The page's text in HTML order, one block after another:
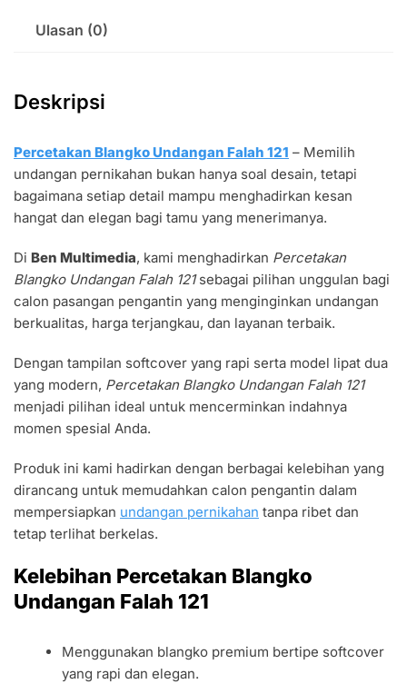
Ulasan (0)
Deskripsi
Percetakan Blangko Undangan Falah 121 – Memilih
undangan pernikahan bukan hanya soal desain, tetapi
bagaimana setiap detail mampu menghadirkan kesan
hangat dan elegan bagi tamu yang menerimanya.
Di Ben Multimedia, kami menghadirkan Percetakan
Blangko Undangan Falah 121sebagai pilihan unggulan bagi
calon pasangan pengantin yang menginginkan undangan
berkualitas, harga terjangkau, dan layanan terbaik.
Dengan tampilan softcover yang rapi serta model lipat dua
yang modern, Percetakan Blangko Undangan Falah 121
menjadi pilihan ideal untuk mencerminkan indahnya
momen spesial Anda.
Produk ini kami hadirkan dengan berbagai kelebihan yang
dirancang untuk memudahkan calon pengantin dalam
mempersiapkan undangan pernikahan tanpa ribet dan
tetap terlihat berkelas.
Kelebihan Percetakan Blangko
Undangan Falah 121
Menggunakan blangko premium bertipe softcover
yang rapi dan elegan.